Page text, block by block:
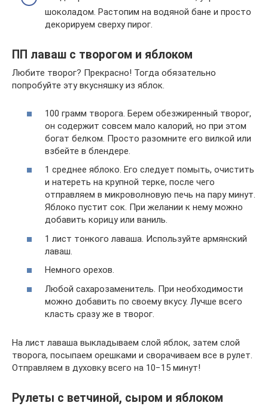
шоколадом. Растопим на водяной бане и просто
декорируем сверху пирог.
ПП лаваш с творогом и яблоком
Любите творог? Прекрасно! Тогда обязательно
попробуйте эту вкусняшку из яблок.
100 грамм творога. Берем обезжиренный творог,
он содержит совсем мало калорий, но при этом
богат белком. Просто разомните его вилкой или
взбейте в блендере.
1 среднее яблоко. Его следует помыть, очистить
и натереть на крупной терке, после чего
отправляем в микроволновую печь на пару минут.
Яблоко пустит сок. При желании к нему можно
добавить корицу или ваниль.
1 лист тонкого лаваша. Используйте армянский
лаваш.
Немного орехов.
Любой сахарозаменитель. При необходимости
можно добавить по своему вкусу. Лучше всего
класть сразу же в творог.
На лист лаваша выкладываем слой яблок, затем слой
творога, посыпаем орешками и сворачиваем все в рулет.
Отправляем в духовку всего на 10−15 минут!
Рулеты с ветчиной, сыром и яблоком